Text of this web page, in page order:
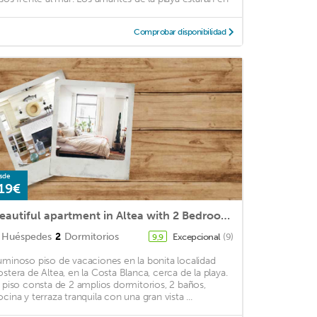
Comprobar disponibilidad
Beautiful apartment in Altea with 2 Bedrooms, WiFi and Outdoor swimming pool
Huéspedes 2 Dormitorios 9,9 Excepcional (9)
piso de vacaciones en la bonita localidad
de Altea, en la Costa Blanca, cerca de la playa.
piso consta de 2 amplios dormitorios, 2 baños,
y terraza tranquila con una gran vista ...